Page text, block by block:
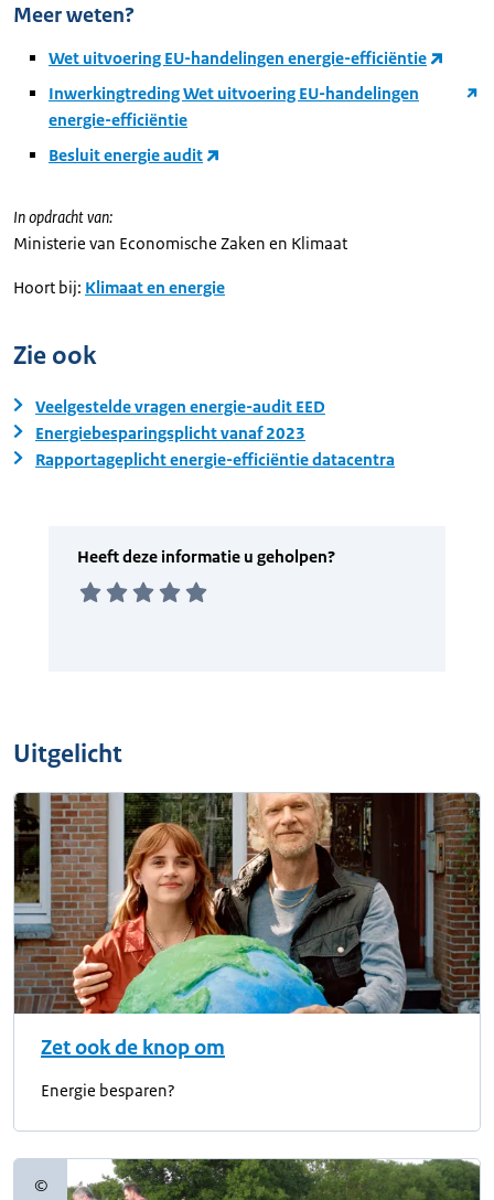
Meer weten?
Wet uitvoering EU-handelingen energie-efficiëntie
Inwerkingtreding Wet uitvoering EU-handelingen
energie-efficiëntie
Besluit energie audit
In opdracht van:
Ministerie van Economische Zaken en Klimaat
Hoort bij: Klimaat en energie
Zie ook
Veelgestelde vragen energie-audit EED
Energiebesparingsplicht vanaf 2023
Rapportageplicht energie-efficiëntie datacentra
Uitgelicht
Zet ook de knop om
Energie besparen?
©Copyrightinformatie